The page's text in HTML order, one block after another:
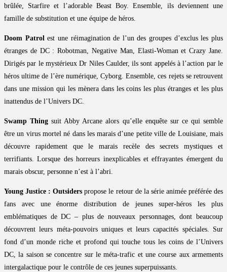
brûlée, Starfire et l’adorable Beast Boy. Ensemble, ils deviennent une
famille de substitution et une équipe de héros.
Doom Patrolest une réimagination de l’un des groupes d’exclus les plus
étranges de DC : Robotman, Negative Man, Elasti-Woman et Crazy Jane.
Dirigés par le mystérieux Dr Niles Caulder, ils sont appelés à l’action par le
héros ultime de l’ère numérique, Cyborg. Ensemble, ces rejets se retrouvent
dans une mission qui les mènera dans les coins les plus étranges et les plus
inattendus de l’Univers DC.
Swamp Thing suit Abby Arcane alors qu’elle enquête sur ce qui semble
être un virus mortel né dans les marais d’une petite ville de Louisiane, mais
découvre rapidement que le marais recèle des secrets mystiques et
terrifiants. Lorsque des horreurs inexplicables et effrayantes émergent du
marais obscur, personne n’est à l’abri.
Young Justice : Outsiders propose le retour de la série animée préférée des
fans avec une énorme distribution de jeunes super-héros les plus
emblématiques de DC – plus de nouveaux personnages, dont beaucoup
découvrent leurs méta-pouvoirs uniques et leurs capacités spéciales. Sur
fond d’un monde riche et profond qui touche tous les coins de l’Univers
DC, la saison se concentre sur le méta-trafic et une course aux armements
intergalactique pour le contrôle de ces jeunes superpuissants.